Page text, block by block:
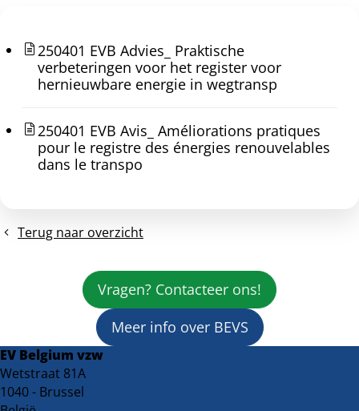
250401 EVB Advies_ Praktische
verbeteringen voor het register voor
hernieuwbare energie in wegtransp
250401 EVB Avis_ Améliorations pratiques
pour le registre des énergies renouvelables
dans le transpo
Terug naar overzicht
Vragen? Contacteer ons!
Meer info over BEVS
EV Belgium vzw
Wetstraat 81A
1040 - Brussel